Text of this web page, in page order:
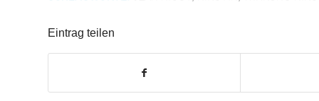
Eintrag teilen